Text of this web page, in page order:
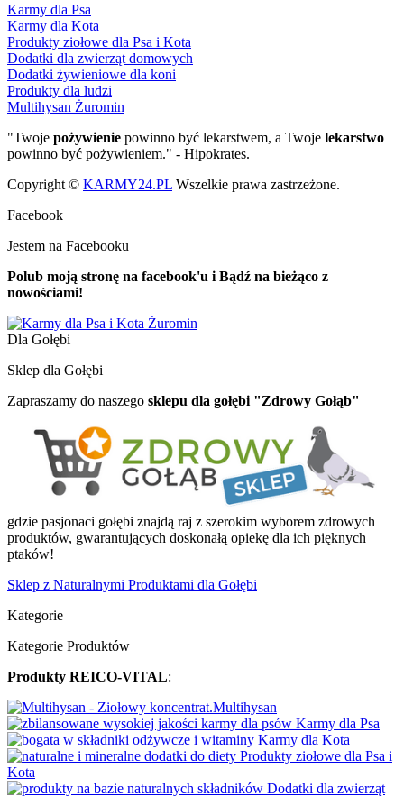
Karmy dla Psa
Karmy dla Kota
Produkty ziołowe dla Psa i Kota
Dodatki dla zwierząt domowych
Dodatki żywieniowe dla koni
Produkty dla ludzi
Multihysan Żuromin
"Twoje pożywienie powinno być lekarstwem, a Twoje lekarstwo
powinno być pożywieniem." - Hipokrates.
Copyright © KARMY24.PL Wszelkie prawa zastrzeżone.
Facebook
Jestem na Facebooku
Polub moją stronę na facebook'u i Bądź na bieżąco z
nowościami!
Dla Gołębi
Sklep dla Gołębi
Zapraszamy do naszego sklepu dla gołębi "Zdrowy Gołąb"
gdzie pasjonaci gołębi znajdą raj z szerokim wyborem zdrowych
produktów, gwarantujących doskonałą opiekę dla ich pięknych
ptaków!
Sklep z Naturalnymi Produktami dla Gołębi
Kategorie
Kategorie Produktów
Produkty REICO-VITAL:
Multihysan
Karmy dla Psa
Karmy dla Kota
Produkty ziołowe dla Psa i
Kota
Dodatki dla zwierząt